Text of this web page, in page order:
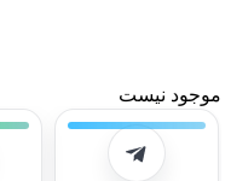
موجود نیست